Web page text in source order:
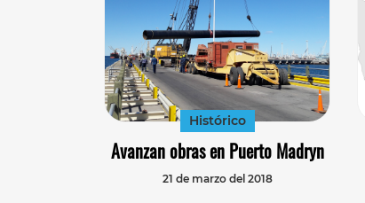
Histórico
Avanzan obras en Puerto Madryn
21 de marzo del 2018